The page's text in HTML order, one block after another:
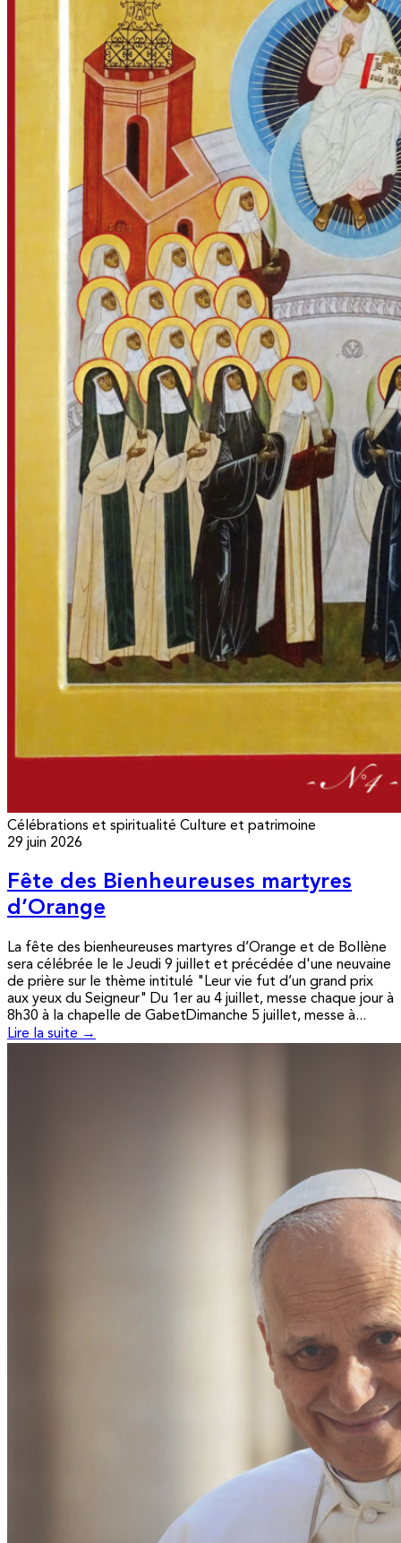
Célébrations et spiritualité Culture et patrimoine
29 juin 2026
Fête des Bienheureuses martyres
d’Orange
La fête des bienheureuses martyres d’Orange et de Bollène
sera célébrée le le Jeudi 9 juillet et précédée d'une neuvaine
de prière sur le thème intitulé "Leur vie fut d’un grand prix
aux yeux du Seigneur" Du 1er au 4 juillet, messe chaque jour à
8h30 à la chapelle de GabetDimanche 5 juillet, messe à...
Lire la suite →